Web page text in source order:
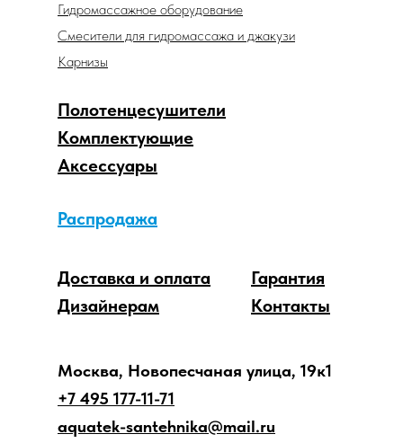
Аксессуары
Распродажа
Комплектующие
Дизайнерам
Доставка и оплата
Гарантия
Контакты
Гидромассажное оборудование
Смесители для гидромассажа и джакузи
Карнизы
Полотенцесушители
Москва, Новопесчаная улица, 19к1
+7 495 177-11-71
aquatek-santehnika@mail.ru